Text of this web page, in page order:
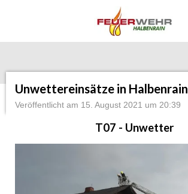
Unwettereinsätze in Halbenrain
Veröffentlicht am 15. August 2021 um 20:39
T07 - Unwetter